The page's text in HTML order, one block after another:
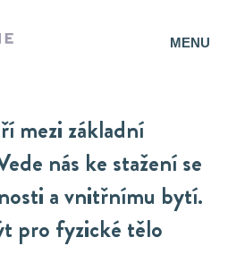
MENU
mezi základní
nás ke stažení se
a vnitřnímu bytí.
pro fyzické tělo